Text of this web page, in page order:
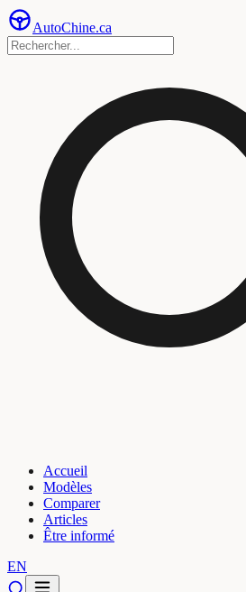
AutoChine.ca
Accueil
Modèles
Comparer
Articles
Être informé
EN